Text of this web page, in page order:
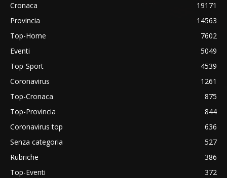
Cronaca
19171
Provincia
14563
Top-Home
7602
Eventi
5049
Top-Sport
4539
Coronavirus
1261
Top-Cronaca
875
Top-Provincia
844
Coronavirus top
636
Senza categoria
527
Rubriche
386
Top-Eventi
372